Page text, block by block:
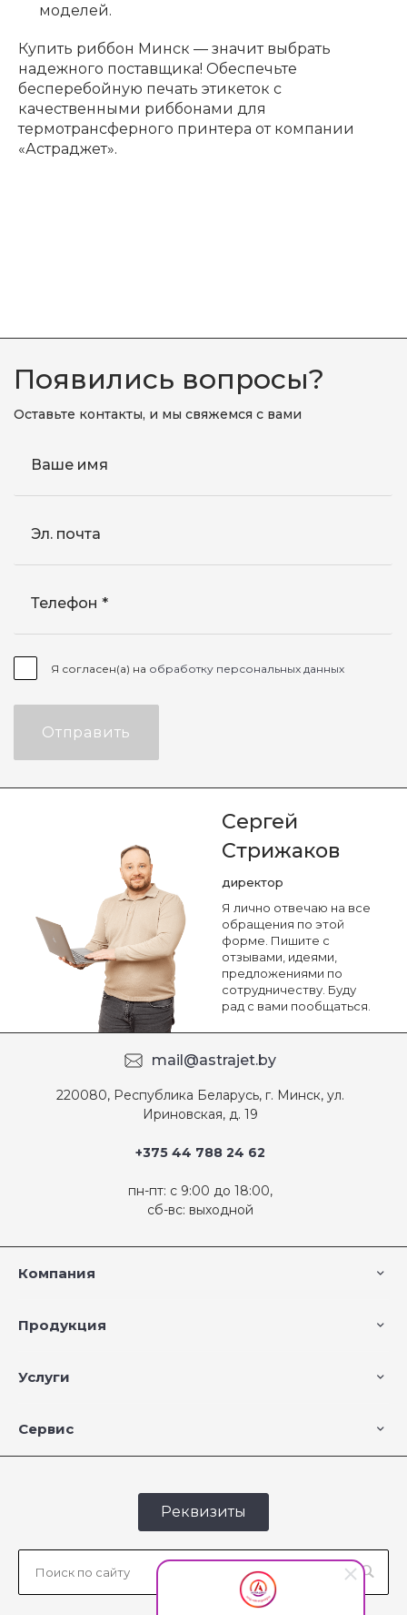
моделей.
Купить риббон Минск — значит выбрать
надежного поставщика! Обеспечьте
бесперебойную печать этикеток с
качественными риббонами для
термотрансферного принтера от компании
«Астраджет».
Появились вопросы?
Оставьте контакты, и мы свяжемся с вами
Ваше имя
Эл. почта
Телефон
Я согласен(а) на обработку персональных данных
Отправить
Сергей
Стрижаков
директор
Я лично отвечаю на все
обращения по этой
форме. Пишите с
отзывами, идеями,
предложениями по
сотрудничеству. Буду
рад с вами пообщаться.
mail@astrajet.by
220080, Республика Беларусь, г. Минск, ул.
Ириновская, д. 19
+375 44 788 24 62
пн-пт: с 9:00 до 18:00,
сб-вс: выходной
Компания
Продукция
Услуги
Сервис
Реквизиты